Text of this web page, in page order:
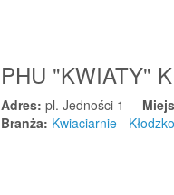
PHU "KWIATY"
Adres:pl. Jedności 1
Branża: Kwiaciarnie - Kłodzko